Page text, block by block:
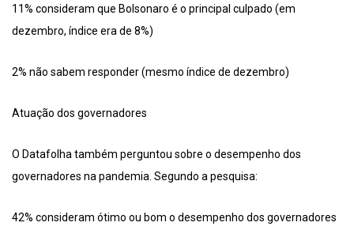
11% consideram que Bolsonaro é o principal culpado (em
dezembro, índice era de 8%)
2% não sabem responder (mesmo índice de dezembro)
Atuação dos governadores
O Datafolha também perguntou sobre o desempenho dos
governadores na pandemia. Segundo a pesquisa:
42% consideram ótimo ou bom o desempenho dos governadores